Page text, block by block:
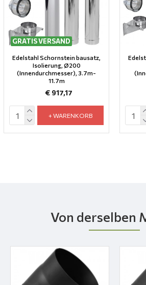
GRATIS VERSAND
Edelstahl Schornstein bausatz,
Isolierung, Ø200
(Innendurchmesser), 3.7m-
11.7m
€ 917,17
+ WARENKORB
Von derselben